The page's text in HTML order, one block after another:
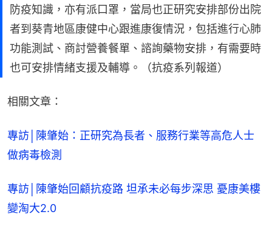
防疫知識，亦有派口罩，當局也正研究安排部份出院
者到葵青地區康健中心跟進康復情況，包括進行心肺
功能測試、商討營養餐單、諮詢藥物安排，有需要時
也可安排情緒支援及輔導。（抗疫系列報道）
相關文章：
專訪│陳肇始：正研究為長者、服務行業等高危人士
做病毒檢測
專訪│陳肇始回顧抗疫路 坦承未必每步深思 憂康美樓
變淘大2.0